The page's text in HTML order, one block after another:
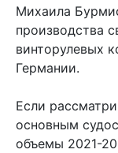
Михаила
производства
винторулевых
Германии.
Если
основным
объемы 2021-